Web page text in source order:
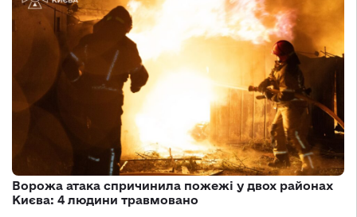
Ворожа атака спричинила пожежі у двох районах
Києва: 4 людини травмовано